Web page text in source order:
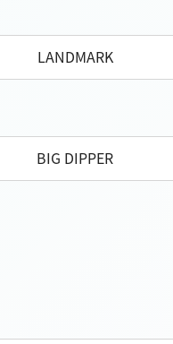
LANDMARK
BIG DIPPER